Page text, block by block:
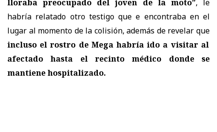
lloraba preocupado del joven de la moto”, le
habría relatado otro testigo que e encontraba en el
lugar al momento de la colisión, además de revelar que
incluso el rostro de Mega habría ido a visitar al
afectado hasta el recinto médico donde se
mantiene hospitalizado.